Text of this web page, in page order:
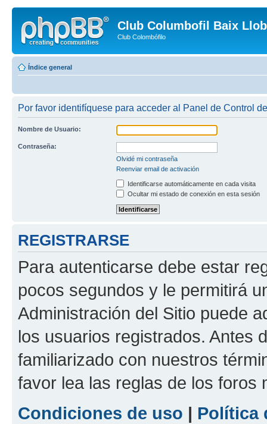
Club Columbofil Baix
Club Colombófilo
Índice general
Por favor identifíquese para acceder al Panel de Control
Nombre de Usuario:
Contraseña:
Olvidé mi contraseña
Reenviar email de activación
Identificarse automáticamente en cada visita
Ocultar mi estado de conexión en esta sesión
REGISTRARSE
Para autenticarse debe estar
pocos segundos y le permitirá
Administración del Sitio puede
los usuarios registrados. Antes
familiarizado con nuestros
favor lea las reglas de los foros
Condiciones de uso | Política